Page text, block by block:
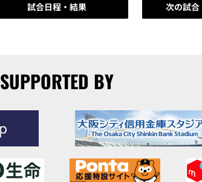
試合日程・結果 次の試合
SUPPORTED BY